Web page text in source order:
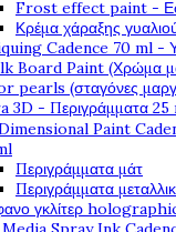
Frost effect paint -
Κρέμα χάραξης
Cadence 70 ml -
Board Paint (Χρώμα
pearls (σταγόνες
3D - Περιγράμματα 25
Paint
Περιγράμματα μάτ
Περιγράμματα
γκλίτερ